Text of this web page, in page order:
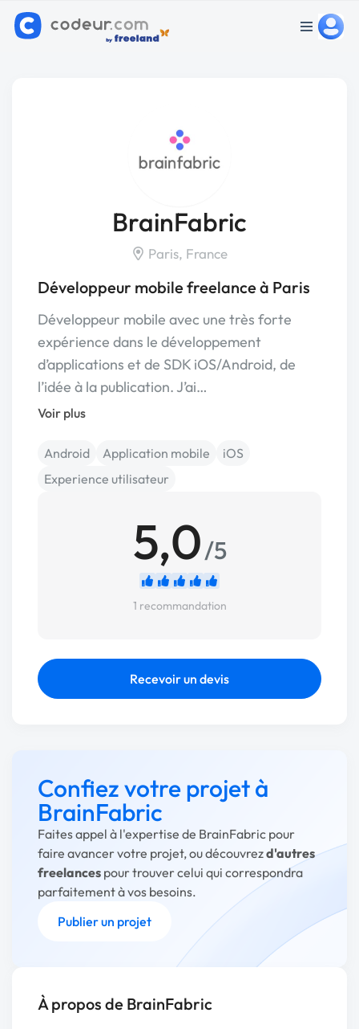
BrainFabric
Paris, France
Développeur mobile freelance à Paris
Développeur mobile avec une très forte
expérience dans le développement
d’applications et de SDK iOS/Android, de
l’idée à la publication. J’ai…
Voir plus
Android Application mobile
iOS
Experience utilisateur
5,0/5
1 recommandation
Recevoir un devis
Confiez votre projet à
BrainFabric
Faites appel à l'expertise de BrainFabric pour
faire avancer votre projet, ou découvrezd'autres
freelances pour trouver celui qui correspondra
parfaitement à vos besoins.
Publier un projet
À propos de BrainFabric